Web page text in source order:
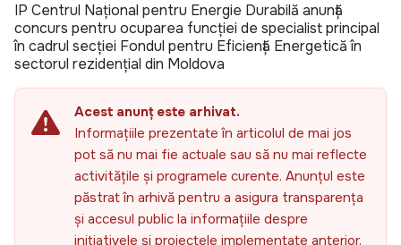
IP Centrul Național pentru Energie Durabilă anunță
concurs pentru ocuparea funcției de specialist principal
în cadrul secției Fondul pentru Eficiență Energetică în
sectorul rezidențial din Moldova
Acest anunț este arhivat.
Informațiile prezentate în articolul de mai jos
pot să nu mai fie actuale sau să nu mai reflecte
activitățile și programele curente. Anunțul este
păstrat în arhivă pentru a asigura transparența
și accesul public la informațiile despre
inițiativele și proiectele implementate anterior.